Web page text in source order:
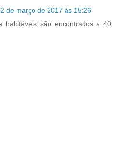
2 de março de 2017 às 15:26
habitáveis são encontrados a 40